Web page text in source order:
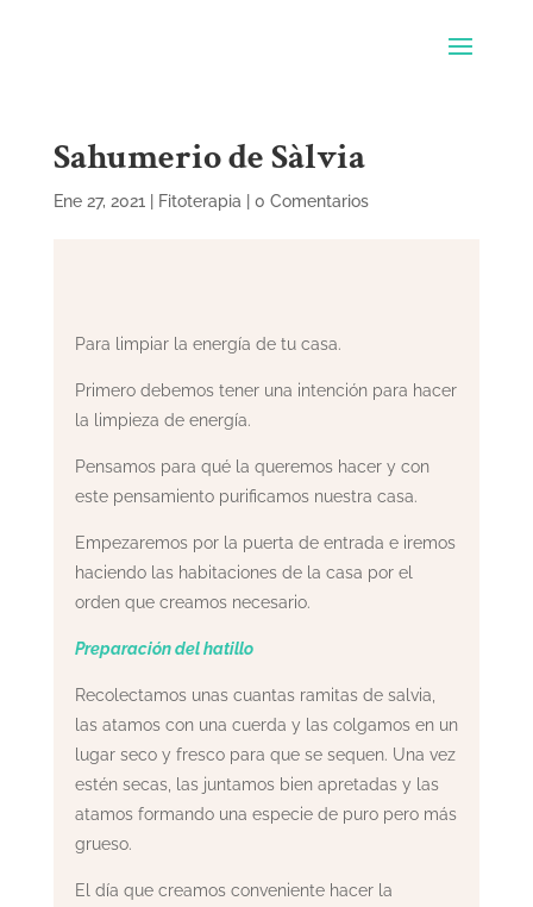
Sahumerio de Sàlvia
Ene 27, 2021 Fitoterapia 0 Comentarios
Para limpiar la energía de tu casa.
Primero debemos tener una intención para hacer
la limpieza de energía.
Pensamos para qué la queremos hacer y con
este pensamiento purificamos nuestra casa.
Empezaremos por la puerta de entrada e iremos
haciendo las habitaciones de la casa por el
orden que creamos necesario.
Preparación del hatillo
Recolectamos unas cuantas ramitas de salvia,
las atamos con una cuerda y las colgamos en un
lugar seco y fresco para que se sequen. Una vez
estén secas, las juntamos bien apretadas y las
atamos formando una especie de puro pero más
grueso.
El día que creamos conveniente hacer la